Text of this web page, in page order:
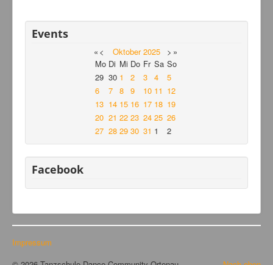
Events
« < Oktober 2025 > »
Mo Di Mi Do Fr Sa So
29 30 1 2 3 4
5
6
7 8 9 10 11 12
13 14 15 16 17 18 19
20 21 22 23 24 25 26
27 28 29 30 31 1 2
Facebook
Impressum